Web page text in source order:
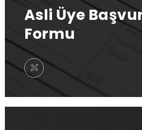
Asli Üye
Formu